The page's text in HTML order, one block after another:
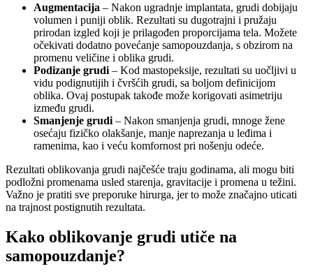
Augmentacija – Nakon ugradnje implantata, grudi dobijaju
volumen i puniji oblik. Rezultati su dugotrajni i pružaju
prirodan izgled koji je prilagođen proporcijama tela. Možete
očekivati dodatno povećanje samopouzdanja, s obzirom na
promenu veličine i oblika grudi.
Podizanje grudi – Kod mastopeksije, rezultati su uočljivi u
vidu podignutijih i čvršćih grudi, sa boljom definicijom
oblika. Ovaj postupak takođe može korigovati asimetriju
između grudi.
Smanjenje grudi – Nakon smanjenja grudi, mnoge žene
osećaju fizičko olakšanje, manje naprezanja u leđima i
ramenima, kao i veću komfornost pri nošenju odeće.
Rezultati oblikovanja grudi najčešće traju godinama, ali mogu biti
podložni promenama usled starenja, gravitacije i promena u težini.
Važno je pratiti sve preporuke hirurga, jer to može značajno uticati
na trajnost postignutih rezultata.
Kako oblikovanje grudi utiče na
samopouzdanje?